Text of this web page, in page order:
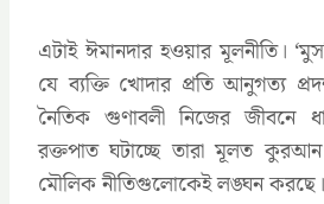
এটাই ঈমানদার হওয়ার মূলনীতি।
যে ব্যক্তি খোদার প্রতি আনুগত্য
নৈতিক গুণাবলী নিজের জীবনে
রক্তপাত ঘটাচ্ছে তারা মূলত
মৌলিক নীতিগুলোকেই লঙ্ঘন করছে।